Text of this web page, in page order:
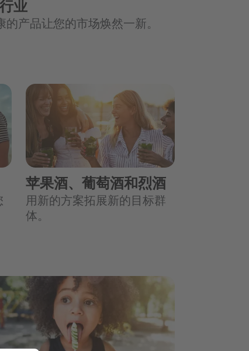
业
的产品让您的市场焕然一新。
苹果酒、葡萄酒和烈酒
用新的方案拓展新的目标群
体。